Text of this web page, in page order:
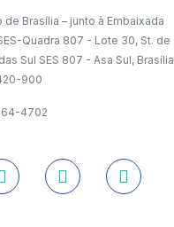
de Brasília – junto à Embaixada
Quadra 807 - Lote 30, St. de
Sul SES 807 - Asa Sul, Brasília
900
4702